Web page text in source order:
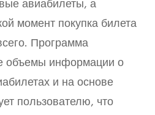
авиабилеты, а
момент покупка билета
Программа
объемы информации о
и на основе
пользователю, что